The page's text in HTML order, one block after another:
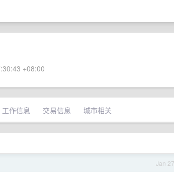
+08:00
工作信息 交易信息 城市相关
Jan 27